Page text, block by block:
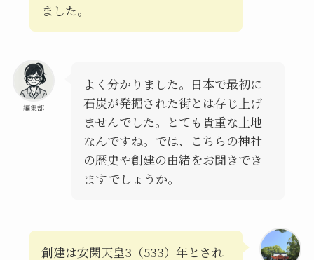
ました。
編集部
よく分かりました。日本で最初に
石炭が発掘された街とは存じ上げ
ませんでした。とても貴重な土地
なんですね。では、こちらの神社
の歴史や創建の由緒をお聞きでき
ますでしょうか。
創建は安閑天皇3（533）年とされ